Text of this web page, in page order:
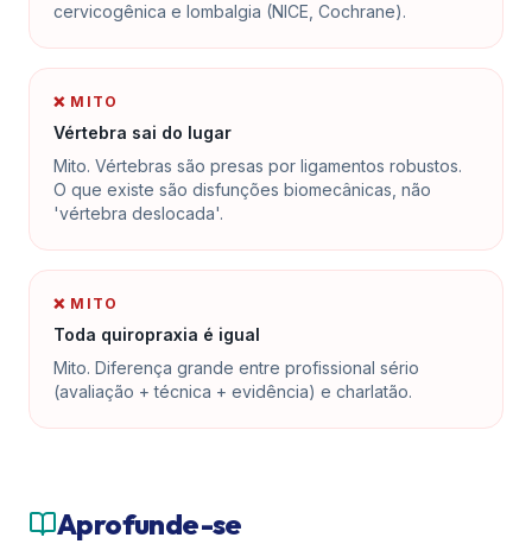
cervicogênica e lombalgia (NICE, Cochrane).
❌ MITO
Vértebra sai do lugar
Mito. Vértebras são presas por ligamentos robustos.
O que existe são disfunções biomecânicas, não
'vértebra deslocada'.
❌ MITO
Toda quiropraxia é igual
Mito. Diferença grande entre profissional sério
(avaliação + técnica + evidência) e charlatão.
Aprofunde-se